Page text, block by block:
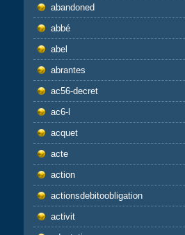
abandoned
abbé
abel
abrantes
ac56-decret
ac6-l
acquet
acte
action
actionsdebitoobligation
activit